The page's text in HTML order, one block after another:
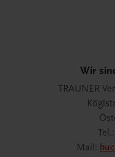
Wir
TRAUNER
Tel.:
Mail: